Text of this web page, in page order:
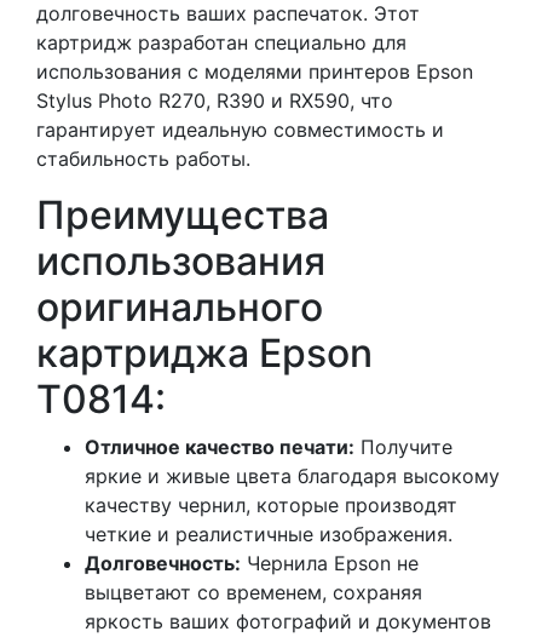
долговечность ваших распечаток. Этот
картридж разработан специально для
использования с моделями принтеров Epson
Stylus Photo R270, R390 и RX590, что
гарантирует идеальную совместимость и
стабильность работы.
Преимущества
использования
оригинального
картриджа Epson
T0814:
Отличное качество печати: Получите
яркие и живые цвета благодаря высокому
качеству чернил, которые производят
четкие и реалистичные изображения.
Долговечность: Чернила Epson не
выцветают со временем, сохраняя
яркость ваших фотографий и документов